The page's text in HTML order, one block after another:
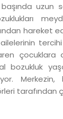
uzun
hareket
çocuklara
bozukluk
Merkezin,